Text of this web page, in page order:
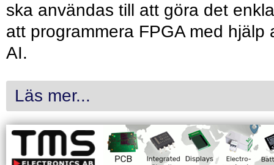
ska användas till att göra det
att programmera FPGA med hjälp
AI.
Läs mer...